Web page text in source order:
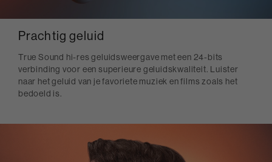
Prachtig geluid
True Sound hi-res geluidsweergave met een 24-bits
verbinding voor een superieure geluidskwaliteit. Luister
naar het geluid van je favoriete muziek en films zoals het
bedoeld is.